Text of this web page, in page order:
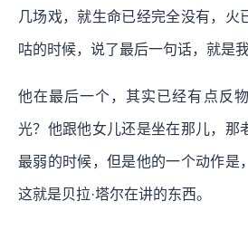
几场戏，就生命已经完全没有，火
咕的时候，说了最后一句话，就是
他在最后一个，其实已经有点反
光？他跟他女儿还是坐在那儿，那
最弱的时候，但是他的一个动作是
这就是贝拉·塔尔在讲的东西。